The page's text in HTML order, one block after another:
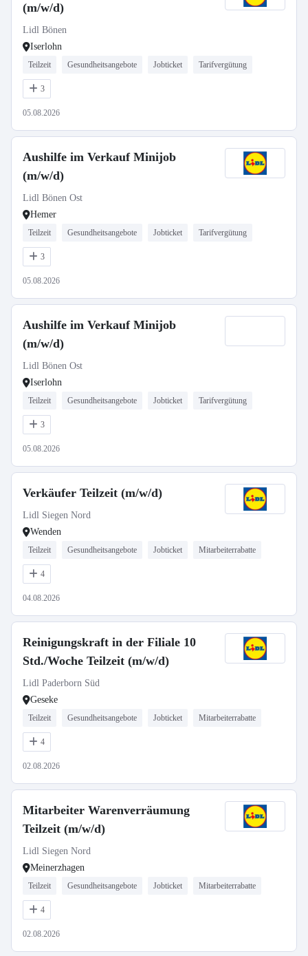
(m/w/d)
Lidl Bönen
Iserlohn
Teilzeit Gesundheitsangebote Jobticket Tarifvergütung
3
05.08.2026
Aushilfe im Verkauf Minijob
(m/w/d)
Lidl Bönen Ost
Hemer
Teilzeit Gesundheitsangebote Jobticket Tarifvergütung
3
05.08.2026
Aushilfe im Verkauf Minijob
(m/w/d)
Lidl Bönen Ost
Iserlohn
Teilzeit Gesundheitsangebote Jobticket Tarifvergütung
3
05.08.2026
Verkäufer Teilzeit (m/w/d)
Lidl Siegen Nord
Wenden
Teilzeit Gesundheitsangebote Jobticket Mitarbeiterrabatte
4
04.08.2026
Reinigungskraft in der Filiale 10
Std./Woche Teilzeit (m/w/d)
Lidl Paderborn Süd
Geseke
Teilzeit Gesundheitsangebote Jobticket Mitarbeiterrabatte
4
02.08.2026
Mitarbeiter Warenverräumung
Teilzeit (m/w/d)
Lidl Siegen Nord
Meinerzhagen
Teilzeit Gesundheitsangebote Jobticket Mitarbeiterrabatte
4
02.08.2026